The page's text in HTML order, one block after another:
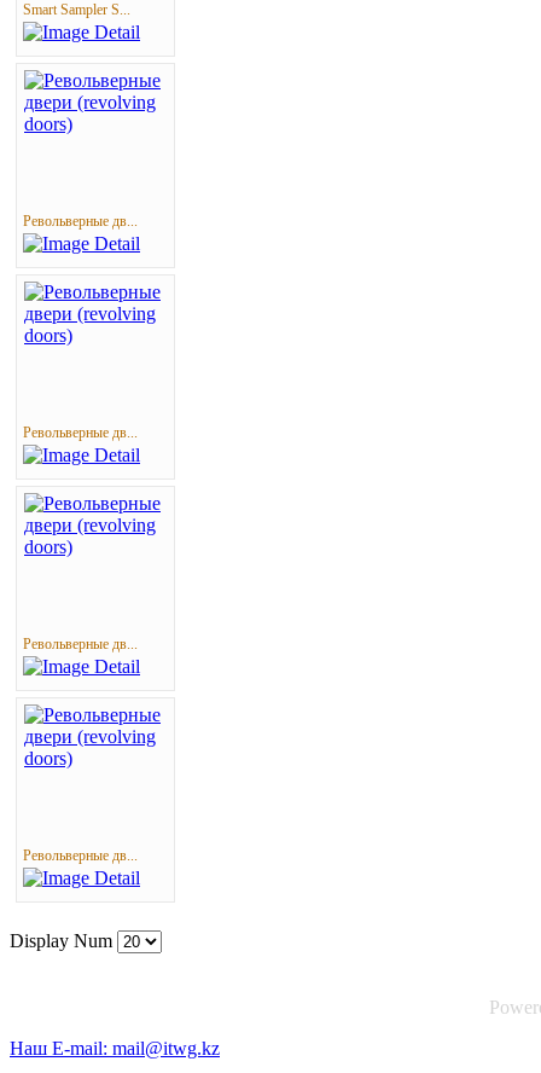
Smart Sampler S...
Револьверные дв...
Револьверные дв...
Револьверные дв...
Револьверные дв...
Display Num
Наш E-mail: mail@itwg.kz